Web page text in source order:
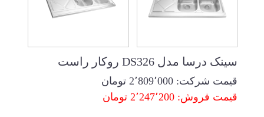
سینک درسا مدل DS326 روکار راست
قیمت شرکت: 2٬809٬000 تومان
قیمت فروش: 2٬247٬200 تومان